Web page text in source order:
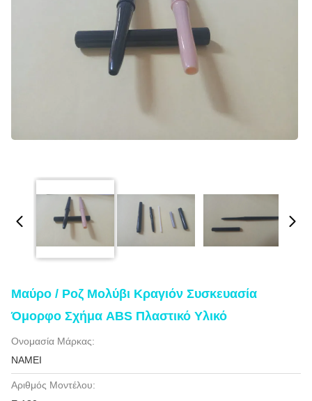
Μαύρο / Ροζ Μολύβι Κραγιόν Συσκευασία
Όμορφο Σχήμα ABS Πλαστικό Υλικό
Ονομασία Μάρκας:
NAMEI
Αριθμός Μοντέλου: